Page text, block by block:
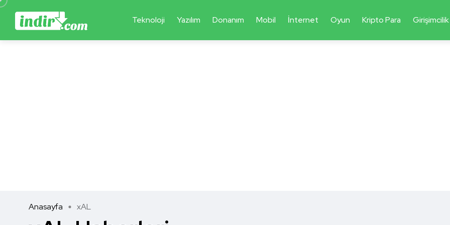
Teknoloji Yazılım Donanım Mobil İnternet Oyun Kripto Para Girişimcilik
Anasayfa xAL